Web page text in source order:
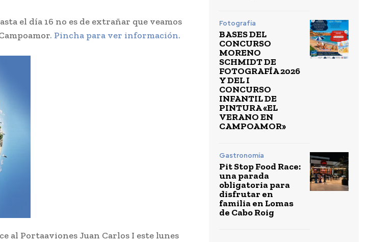
el día 16 no es de extrañar que veamos
. Pincha para ver información.
al Portaaviones Juan Carlos I este lunes
Fotografía
BASES DEL
CONCURSO
MORENO
SCHMIDT DE
FOTOGRAFÍA 2026
Y DEL I
CONCURSO
INFANTIL DE
PINTURA «EL
VERANO EN
CAMPOAMOR»
Gastronomía
Pit Stop Food Race:
una parada
obligatoria para
disfrutar en
familia en Lomas
de Cabo Roig